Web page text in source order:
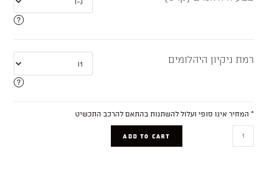
רמת ניקיון היהלומים
* המחיר אינו סופי ועלול להשתנות בהתאם להרכב התכשיט
ADD TO CART